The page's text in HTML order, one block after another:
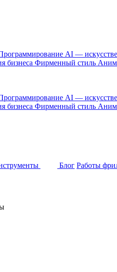
AI —
бизнеса Фирменный стиль
AI —
бизнеса Фирменный стиль
Блог Работы